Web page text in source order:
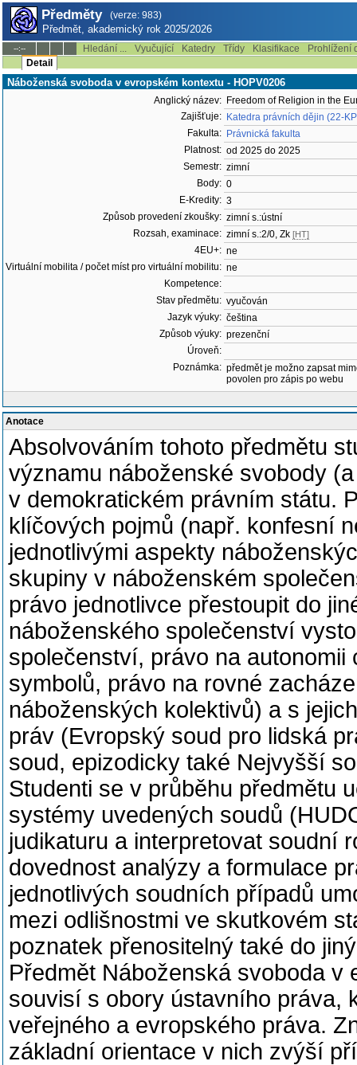
Předměty (verze: 983)
Předmět, akademický rok 2025/2026
--:-- Hledání ... Vyučující Katedry Třídy Klasifikace
Prohlížení
Detail
Náboženská svoboda v evropském kontextu - HOPV0206
Anglický název: Freedom of Religion in the
Zajišťuje: Katedra právních dějin (22-
Fakulta: Právnická fakulta
Platnost: od 2025 do 2025
Semestr: zimní
Body: 0
E-Kredity: 3
Způsob provedení zkoušky: zimní s.:ústní
Rozsah, examinace: zimní s.:2/0, Zk [HT]
4EU+: ne
Virtuální mobilita / počet míst pro virtuální mobilitu: ne
Kompetence:
Stav předmětu: vyučován
Jazyk výuky: čeština
Způsob výuky: prezenční
Úroveň:
Poznámka: předmět je možno zapsat
povolen pro zápis po webu
Anotace
Absolvováním tohoto předmětu
významu náboženské svobody
v demokratickém právním státu.
klíčových pojmů (např. konfesní
jednotlivými aspekty
skupiny v náboženském
právo jednotlivce přestoupit do
náboženského společenství
společenství, právo na
symbolů, právo na rovné
náboženských kolektivů) a s
práv (Evropský soud pro lidská
soud, epizodicky také Nejvyšší
Studenti se v průběhu předmětu
systémy uvedených soudů
judikaturu a interpretovat soudní
dovednost analýzy a formulace
jednotlivých soudních případů
mezi odlišnostmi ve skutkovém
poznatek přenositelný také do
Předmět Náboženská svoboda
souvisí s obory ústavního práva,
veřejného a evropského práva.
základní orientace v nich zvýší